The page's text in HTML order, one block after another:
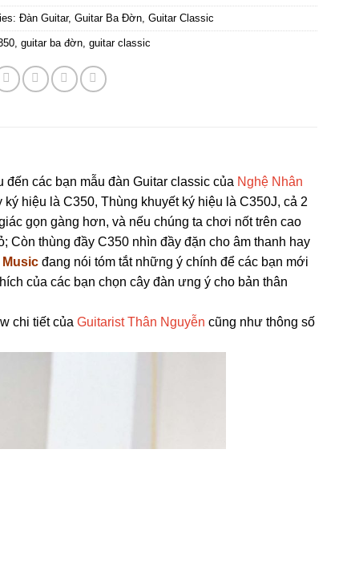
Đàn Guitar, Guitar Ba Đờn, Guitar Classic
, guitar ba đờn, guitar classic
các bạn mẫu đàn Guitar classic của Nghệ Nhân
hiệu là C350, Thùng khuyết ký hiệu là C350J, cả 2
gọn gàng hơn, và nếu chúng ta chơi nốt trên cao
Còn thùng đầy C350 nhìn đầy đặn cho âm thanh hay
đang nói tóm tắt những ý chính để các bạn mới
của các bạn chọn cây đàn ưng ý cho bản thân
chi tiết của Guitarist Thân Nguyễn cũng như thông số